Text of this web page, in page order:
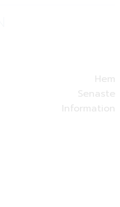
Hem
Senaste
Information